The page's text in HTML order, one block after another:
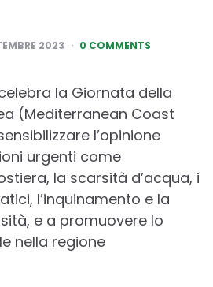
2023 0 COMMENTS
la Giornata della
(Mediterranean Coast
l’opinione
urgenti come
la scarsità d’acqua, i
l’inquinamento e la
e a promuovere lo
nella regione